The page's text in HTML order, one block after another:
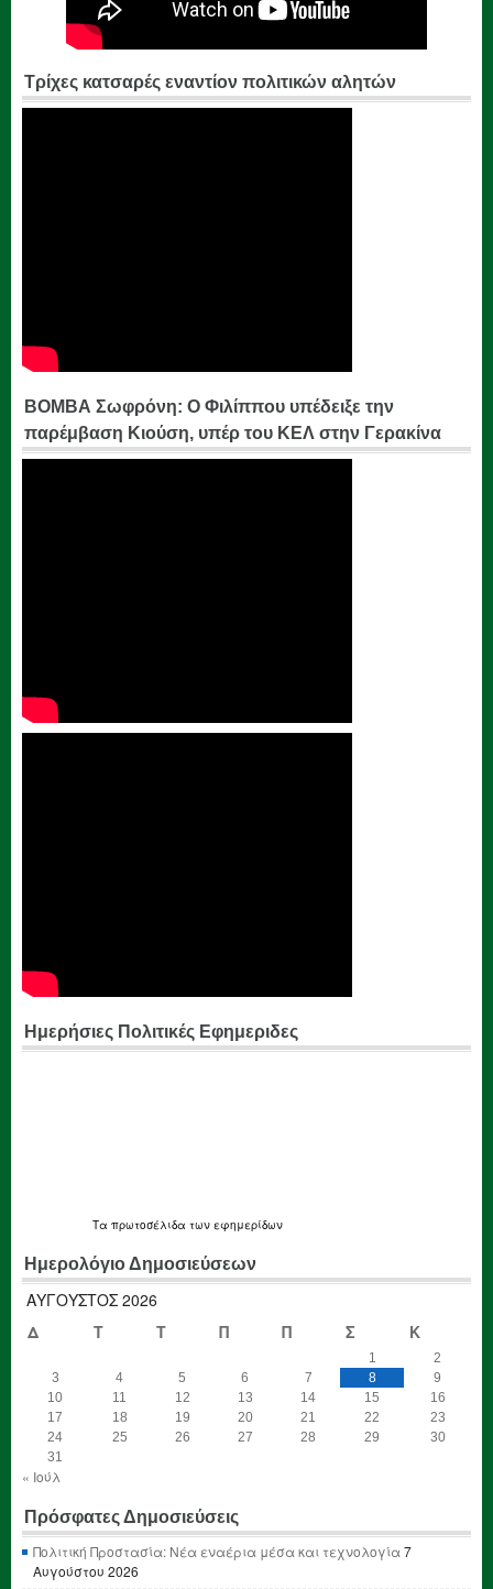
Τρίχες κατσαρές εναντίον πολιτικών αλητών
ΒΟΜΒΑ Σωφρόνη: Ο Φιλίππου υπέδειξε την
παρέμβαση Κιούση, υπέρ του ΚΕΛ στην Γερακίνα
Ημερήσιες Πολιτικές Εφημεριδες
Τα πρωτοσέλιδα των εφημερίδων
Ημερολόγιο Δημοσιεύσεων
ΑΎΓΟΥΣΤΟΣ 2026
Δ
Τ Τ Π Π Σ Κ
1
2
3
4 5 6 7 8
9
10
11 12 13 14 15
16
17
18 19 20 21 22
23
24
25 26 27 28 29
30
31
« Ιούλ
Πρόσφατες Δημοσιεύσεις
Πολιτική Προστασία: Νέα εναέρια μέσα και τεχνολογία7
Αυγούστου 2026